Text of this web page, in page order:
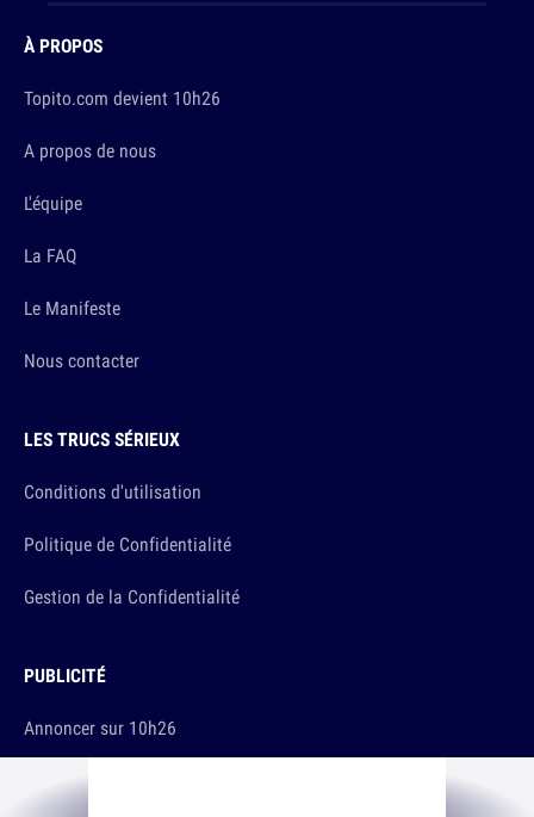
À PROPOS
Topito.com devient 10h26
A propos de nous
L'équipe
La FAQ
Le Manifeste
Nous contacter
LES TRUCS SÉRIEUX
Conditions d'utilisation
Politique de Confidentialité
Gestion de la Confidentialité
PUBLICITÉ
Annoncer sur 10h26